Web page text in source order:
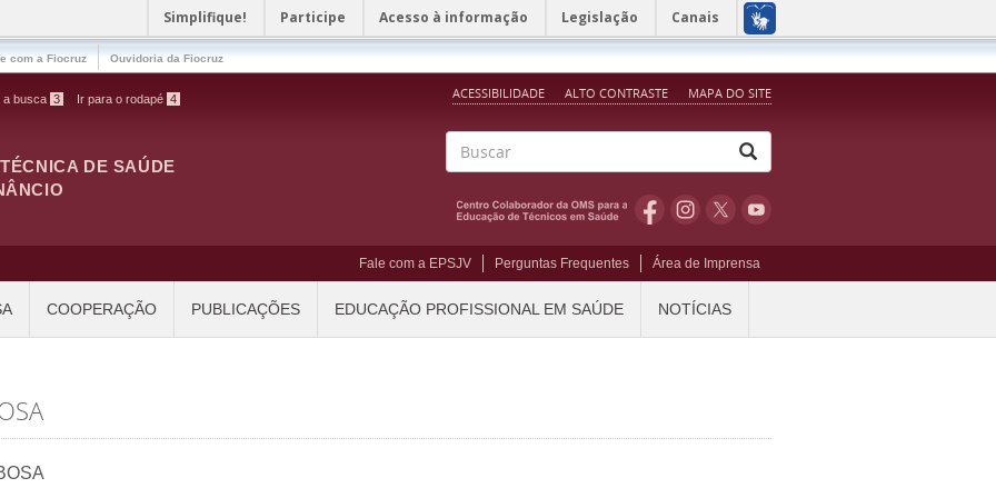
Simplifique! Participe Acesso à informação Legislação Canais
com a Fiocruz Ouvidoria da Fiocruz
a busca 3 Ir para o rodapé 4 ACESSIBILIDADE ALTO CONTRASTE MAPA DO SITE
DE SAÚDE
Fale com a EPSJV Perguntas Frequentes Área de Imprensa
COOPERAÇÃO PUBLICAÇÕES EDUCAÇÃO PROFISSIONAL EM SAÚDE NOTÍCIAS